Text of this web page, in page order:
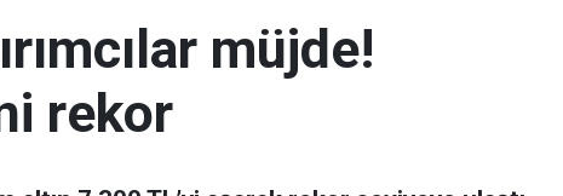
müjde!
rekor